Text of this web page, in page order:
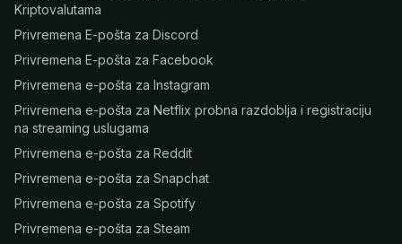
Kriptovalutama
Privremena E-pošta za Discord
Privremena E-pošta za Facebook
Privremena e-pošta za Instagram
Privremena e-pošta za Netflix probna razdoblja i registraciju
na streaming uslugama
Privremena e-pošta za Reddit
Privremena e-pošta za Snapchat
Privremena e-pošta za Spotify
Privremena e-pošta za Steam